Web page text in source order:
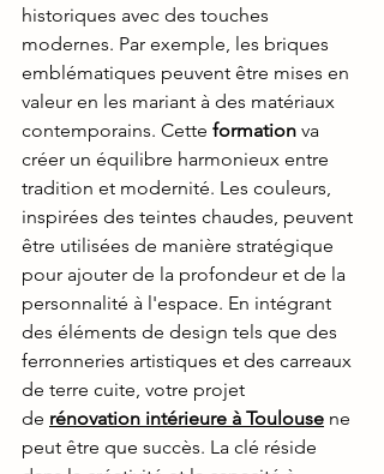
historiques avec des touches
modernes. Par exemple, les briques
emblématiques peuvent être mises en
valeur en les mariant à des matériaux
contemporains. Cette formation va
créer un équilibre harmonieux entre
tradition et modernité. Les couleurs,
inspirées des teintes chaudes, peuvent
être utilisées de manière stratégique
pour ajouter de la profondeur et de la
personnalité à l'espace. En intégrant
des éléments de design tels que des
ferronneries artistiques et des carreaux
de terre cuite, votre projet
de rénovation intérieure à Toulouse ne
peut être que succès. La clé réside